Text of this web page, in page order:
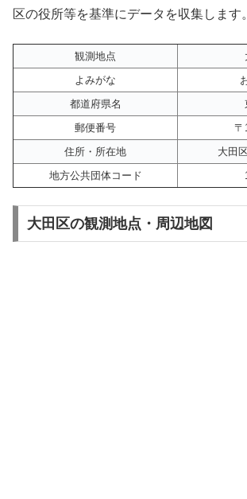
区の役所等を基準にデータを収集します。
観測地点
よみがな
都道府県名
郵便番号
〒
住所・所在地
大田
地方公共団体コード
大田区の観測地点・周辺地図